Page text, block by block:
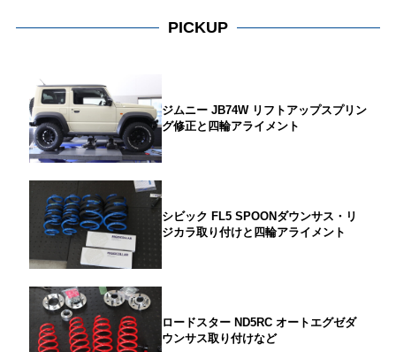
PICKUP
ジムニー JB74W リフトアップスプリン
グ修正と四輪アライメント
シビック FL5 SPOONダウンサス・リ
ジカラ取り付けと四輪アライメント
ロードスター ND5RC オートエグゼダ
ウンサス取り付けなど